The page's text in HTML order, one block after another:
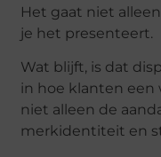
Het gaat niet
je het presenteert.
Wat blijft, is dat
in hoe klanten een
niet alleen de
merkidentiteit en